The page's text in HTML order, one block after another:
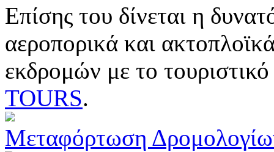
Επίσης του δίνεται η
αεροπορικά και
εκδρομών με το
TOURS.
Μεταφόρτωση